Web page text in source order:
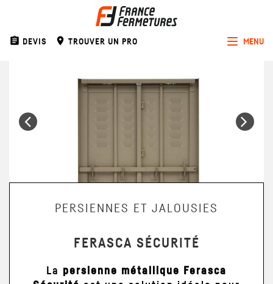
Toggle
MENU
assignment DEVIS room TROUVER UN PRO
PERSIENNES ET JALOUSIES
FERASCA SÉCURITÉ
La persienne métallique Ferasca